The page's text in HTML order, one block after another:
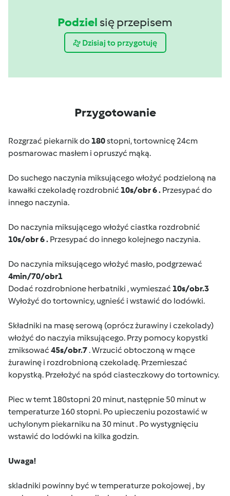
Podziel się przepisem
Dzisiaj to przygotuję
Przygotowanie
Rozgrzać piekarnik do 180stopni, tortownicę 24cm
posmarowac masłem i opruszyć mąką.
Do suchego naczynia miksującego włożyć podzieloną na
kawałki czekoladę rozdrobnić 10s/obr 6. Przesypać do
innego naczynia.
Do naczynia miksującego włożyć ciastka rozdrobnić
10s/obr 6 . Przesypać do innego kolejnego naczynia.
Do naczynia miksującego włożyć masło, podgrzewać
4min/70/obr1
Dodać rozdrobnione herbatniki , wymieszać 10s/obr.3
Wyłożyć do tortownicy, ugnieść i wstawić do lodówki.
Składniki na masę serową (oprócz żurawiny i czekolady)
włożyć do naczyia miksującego. Przy pomocy kopystki
zmiksować 45s/obr.7. Wrzucić obtoczoną w mące
żurawinę i rozdrobnioną czekoladę. Przemieszać
kopystką. Przełożyć na spód ciasteczkowy do tortownicy.
Piec w temt 180stopni 20 minut, następnie 50 minut w
temperaturze 160 stopni. Po upieczeniu pozostawić w
uchylonym piekarniku na 30 minut . Po wystygnięciu
wstawić do lodówki na kilka godzin.
Uwaga!
skladniki powinny być w temperaturze pokojowej , by